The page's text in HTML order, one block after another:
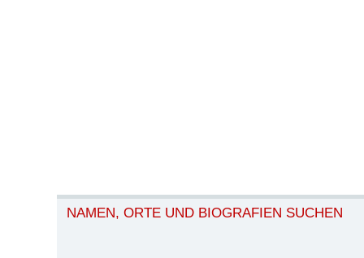
NAMEN, ORTE UND BIOGRAFIEN SUCHEN